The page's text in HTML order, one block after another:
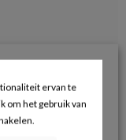
ervan te
om het gebruik van